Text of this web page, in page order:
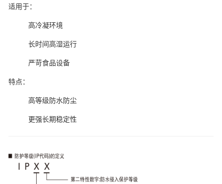
适用于：
高冷凝环境
长时间高湿运行
严苛食品设备
特点：
高等级防水防尘
更强长期稳定性